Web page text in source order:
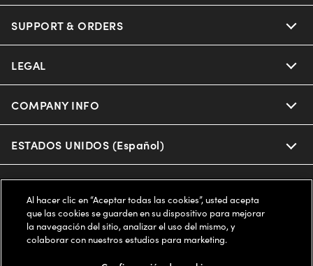
Miu Miu
Prada
Michael Kors
Coach
Our Sunglasses
Eyewear Trends
Our Lenses
Schedule an Eye Exam
Offers & Discount
Insurance
AARP Members
SUPPORT & ORDERS
Help Center
Online Order Status
Frame Advisor
Style Guide
LEGAL
Privacy Policy
Terms of Use
Notice of Financial Incentive
Independent Doctor's Notice
COMPANY INFO
About us
Accessibility
Our Flagship Stores
ESTADOS UNIDOS (Español)
Buy now, pay later with Klarna*, Affirm or Cash App Afterpay.
Learn More
Al hacer clic en “Aceptar todas las cookies”, usted acepta
que las cookies se guarden en su dispositivo para mejorar
la navegación del sitio, analizar el uso del mismo, y
colaborar con nuestros estudios para marketing.